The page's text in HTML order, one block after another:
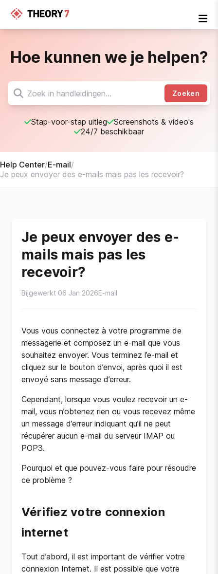
Hoe kunnen we je helpen?
Zoeken
Stap-voor-stap uitleg
Screenshots & video's
24/7 beschikbaar
Help Center/E-mail/
Je peux envoyer des e-mails mais pas les recevoir?
Je peux envoyer des e-
mails mais pas les
recevoir?
Bijgewerkt 06 Jan 2026E-mail
Vous vous connectez à votre programme de
messagerie et composez un e-mail que vous
souhaitez envoyer. Vous terminez l’e-mail et
cliquez sur le bouton d’envoi, après quoi il est
envoyé sans message d’erreur.
Cependant, lorsque vous voulez recevoir un e-
mail, vous n’obtenez rien ou vous recevez même
un message d’erreur indiquant qu’il ne peut
récupérer aucun e-mail du serveur IMAP ou
POP3.
Pourquoi et que pouvez-vous faire pour résoudre
ce problème ?
Vérifiez votre connexion
internet
Tout d’abord, il est important de vérifier votre
connexion Internet. Il est possible que votre